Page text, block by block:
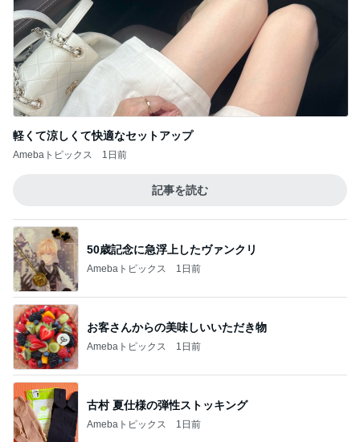
軽くて涼しくて快適なセットアップ
Amebaトピックス 1日前
記事を読む
50歳記念に急浮上したヴァンクリ
Amebaトピックス 1日前
お客さんからの美味しいいただき物
Amebaトピックス 1日前
古村 夏仕様の弾性ストッキング
Amebaトピックス 1日前